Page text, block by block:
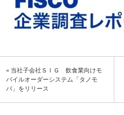
« 当社子会社ＳＩＧ 飲食業向けモ
バイルオーダーシステム「タノモ
バ」をリリース